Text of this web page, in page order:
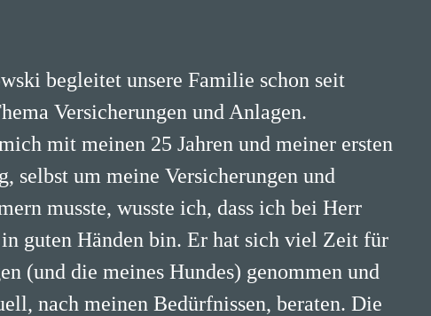
begleitet unsere Familie schon seit
Versicherungen und Anlagen.
mit meinen 25 Jahren und meiner ersten
selbst um meine Versicherungen und
musste, wusste ich, dass ich bei Herr
guten Händen bin. Er hat sich viel Zeit für
(und die meines Hundes) genommen und
nach meinen Bedürfnissen, beraten. Die